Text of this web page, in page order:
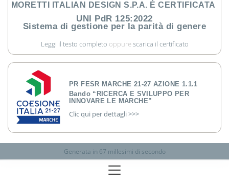
MORETTI ITALIAN DESIGN S.P.A. È CERTIFICATA
UNI PdR 125:2022
Sistema di gestione per la parità di genere
Leggi il testo completo oppure scarica il certificato
PR FESR MARCHE 21-27 AZIONE 1.1.1
Bando “RICERCA E SVILUPPO PER
INNOVARE LE MARCHE”
Clic qui per dettagli >>>
Generata in 67 millesimi di secondo